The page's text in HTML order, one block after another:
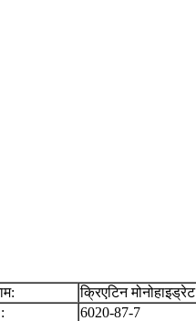
क्रिएटिन मोनोहाइड्रेट
6020-87-7